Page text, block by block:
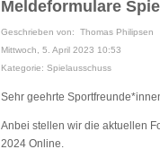
Meldeformulare
Geschrieben von: Thomas Philipsen
Mittwoch, 5. April 2023 10:53
Kategorie: Spielausschuss
Sehr geehrte
Anbei stellen wir die aktuellen
2024 Online.